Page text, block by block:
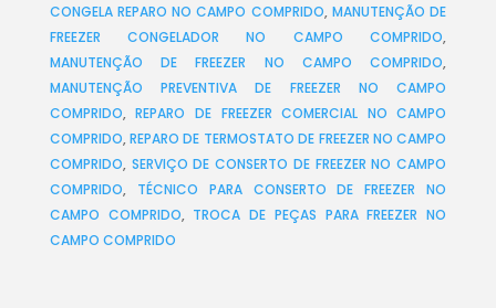
CONGELA REPARO NO CAMPO COMPRIDO, MANUTENÇÃO DE
FREEZER CONGELADOR NO CAMPO COMPRIDO,
MANUTENÇÃO DE FREEZER NO CAMPO COMPRIDO,
MANUTENÇÃO PREVENTIVA DE FREEZER NO CAMPO
COMPRIDO,REPARO DE FREEZER COMERCIAL NO CAMPO
COMPRIDO,REPARO DE TERMOSTATO DE FREEZER NO CAMPO
COMPRIDO, SERVIÇO DE CONSERTO DE FREEZER NO CAMPO
COMPRIDO, TÉCNICO PARA CONSERTO DE FREEZER NO
CAMPO COMPRIDO, TROCA DE PEÇAS PARA FREEZER NO
CAMPO COMPRIDO